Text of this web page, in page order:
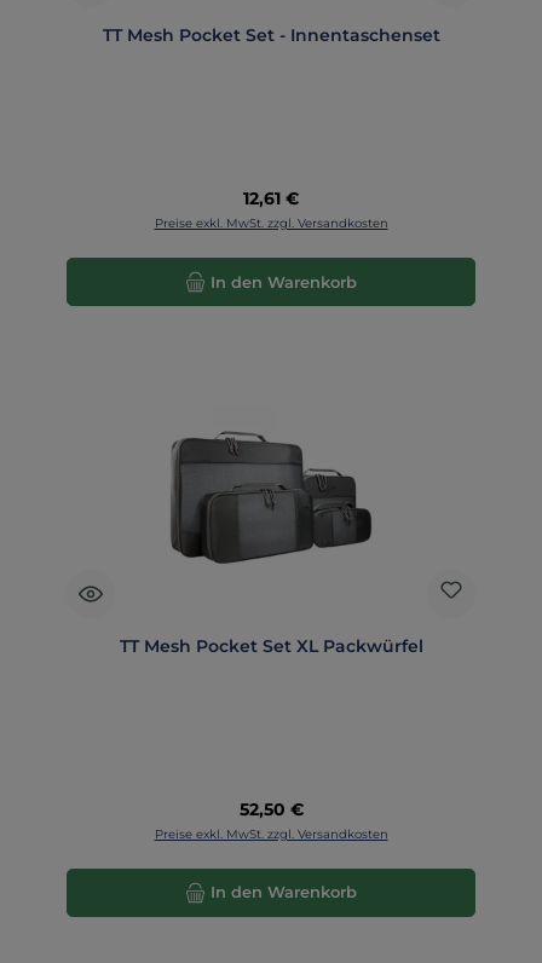
TT Mesh Pocket Set - Innentaschenset
Regulärer Preis:
12,61 €
Preise exkl. MwSt. zzgl. Versandkosten
In den Warenkorb
TT Mesh Pocket Set XL Packwürfel
Regulärer Preis:
52,50 €
Preise exkl. MwSt. zzgl. Versandkosten
In den Warenkorb